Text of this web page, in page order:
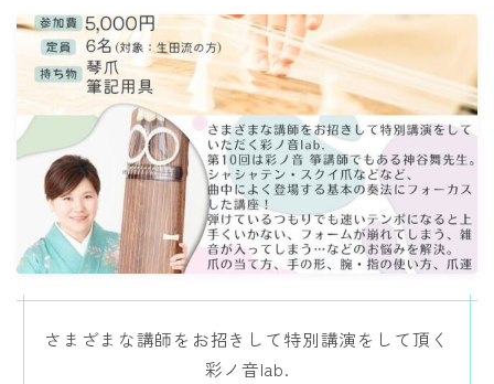
教室について
レッスン
パーソナルレッスン
グループレッスン
オンラインレッスン
尺八合奏レッスン
龍笛レッスン
講師紹介
さまざまな講師をお招きして特別講演をして頂く
彩ノ音lab.